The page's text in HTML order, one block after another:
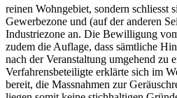
reinen Wohngebiet, sondern schliesst
Gewerbezone und (auf der anderen
Industriezone an. Die Bewilligung
zudem die Auflage, dass sämtliche
nach der Veranstaltung umgehend zu
Verfahrensbeteiligte erklärte sich im
bereit, die Massnahmen zur